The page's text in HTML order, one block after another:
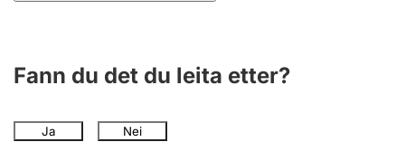
Fann du det du leita etter?
Ja Nei